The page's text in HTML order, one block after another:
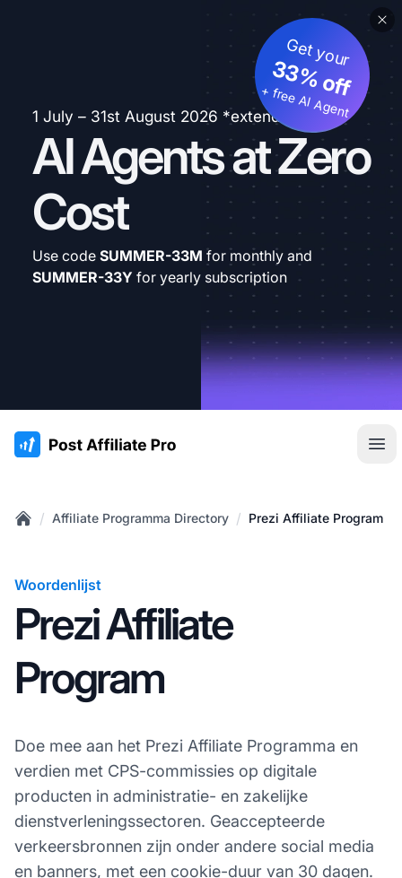
1 July – 31st August 2026 *extended
AI Agents at Zero
Cost
Get your
33% off
+ free AI Agent
Use code SUMMER-33M for monthly and
SUMMER-33Y for yearly subscription
:site.title
/ Affiliate Programma Directory / Prezi Affiliate Program
Woordenlijst
Prezi Affiliate
Program
Doe mee aan het Prezi Affiliate Programma en
verdien met CPS-commissies op digitale
producten in administratie- en zakelijke
dienstverleningssectoren. Geaccepteerde
verkeersbronnen zijn onder andere social media
en banners, met een cookie-duur van 30 dagen.